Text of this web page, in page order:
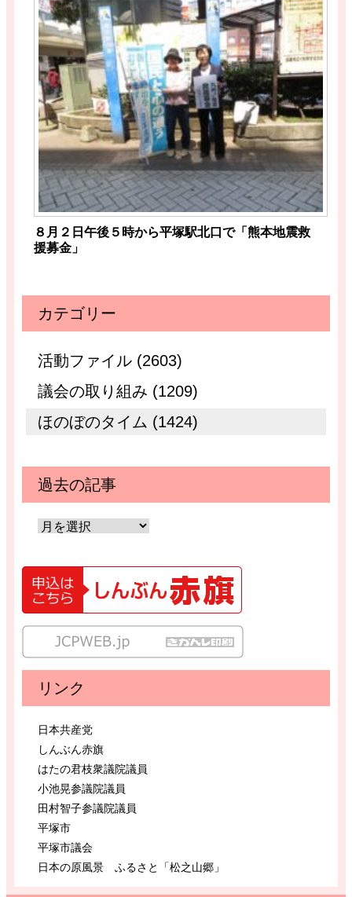
８月２日午後５時から平塚駅北口で「熊本地震救
援募金」
カテゴリー
活動ファイル (2603)
議会の取り組み (1209)
ほのぼのタイム (1424)
過去の記事
リンク
日本共産党
しんぶん赤旗
はたの君枝衆議院議員
小池晃参議院議員
田村智子参議院議員
平塚市
平塚市議会
日本の原風景 ふるさと「松之山郷」